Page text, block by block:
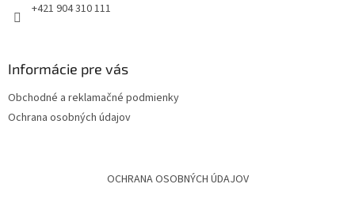
+421 904 310 111
Informácie pre vás
Obchodné a reklamačné podmienky
Ochrana osobných údajov
OCHRANA OSOBNÝCH ÚDAJOV